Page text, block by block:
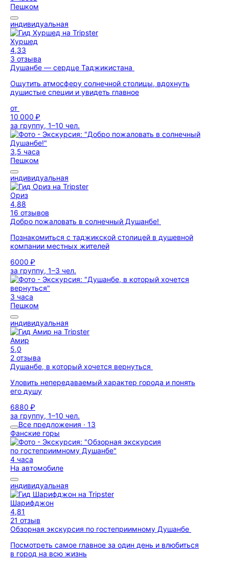
Пешком
индивидуальная
Хуршед
4,33
3 отзыва
Душанбе — сердце Таджикистана
Ощутить атмосферу солнечной столицы, вдохнуть
душистые специи и увидеть главное
от
10 000 ₽
за группу, 1–10 чел.
3,5 часа
Пешком
индивидуальная
Ориз
4,88
16 отзывов
Добро пожаловать в солнечный Душанбе!
Познакомиться с таджикской столицей в душевной
компании местных жителей
6000 ₽
за группу, 1–3 чел.
3 часа
Пешком
индивидуальная
Амир
5,0
2 отзыва
Душанбе, в который хочется вернуться
Уловить непередаваемый характер города и понять
его душу
6880 ₽
за группу, 1–10 чел.
Все предложения · 13
Фанские горы
4 часа
На автомобиле
индивидуальная
Шарифджон
4,81
21 отзыв
Обзорная экскурсия по гостеприимному Душанбе
Посмотреть самое главное за один день и влюбиться
в город на всю жизнь